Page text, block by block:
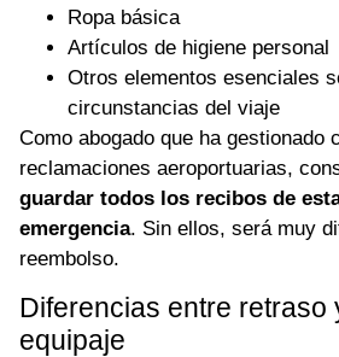
Ropa básica
Artículos de higiene personal
Otros elementos esenciales
circunstancias del viaje
Como abogado que ha gestionado
reclamaciones aeroportuarias,
guardar todos los recibos de
emergencia. Sin ellos, será muy
reembolso.
Diferencias entre retraso
equipaje